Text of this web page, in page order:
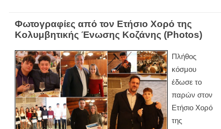
Φωτογραφίες από τον Ετήσιο Χορό της
Κολυμβητικής Ένωσης Κοζάνης (Photos)
Πλήθος
κόσμου
έδωσε το
παρών στον
Ετήσιο Χορό
της